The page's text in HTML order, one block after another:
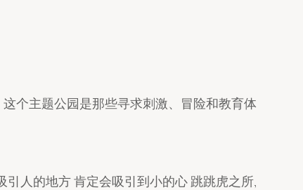
个主题公园是那些寻求刺激、冒险和教育体
人的地方 肯定会吸引到小的心 跳跳虎之所,